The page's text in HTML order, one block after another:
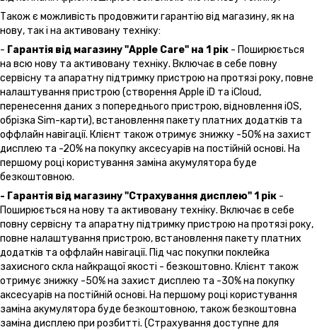
Також є можливість продовжити гарантію від магазину, як на
нову, так і на активовану техніку:
- Гарантія від магазину "Apple Care" на 1 рік - Поширюється
на всю нову та активовану техніку. Включає в себе повну
сервісну та апаратну підтримку пристрою на протязі року, повне
налаштування пристрою (створення Apple iD та iCloud,
перенесення даних з попереднього пристрою, відновлення іOS,
обрізка Sim-карти), встановлення пакету платних додатків та
оффлайн навігації. Клієнт також отримує знижку -50% на захист
дисплею та -20% на покупку аксесуарів на постійній основі. На
першому році користування заміна акумулятора буде
безкоштовною.
- Гарантія від магазину "Страхування дисплею" 1 рік -
Поширюється на нову та активовану техніку. Включає в себе
повну сервісну та апаратну підтримку пристрою на протязі року,
повне налаштування пристрою, встановлення пакету платних
додатків та оффлайн навігації. Під час покупки поклейка
захисного скла найкращої якості - безкоштовно. Клієнт також
отримує знижку -50% на захист дисплею та -30% на покупку
аксесуарів на постійній основі. На першому році користування
заміна акумулятора буде безкоштовною, також безкоштовна
заміна дисплею при розбитті. (Страхування доступне для